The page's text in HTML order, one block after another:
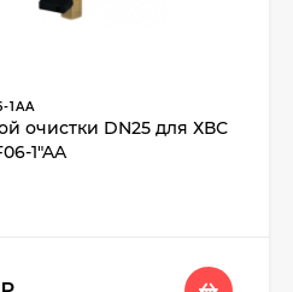
1AA
очистки DN25 для ХВС
1"AA